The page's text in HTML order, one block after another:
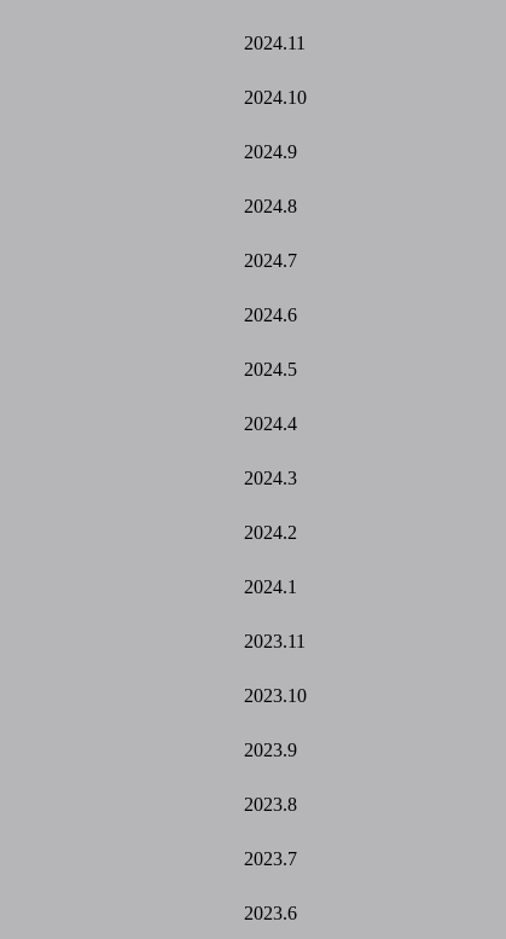
2024.11
2024.10
2024.9
2024.8
2024.7
2024.6
2024.5
2024.4
2024.3
2024.2
2024.1
2023.11
2023.10
2023.9
2023.8
2023.7
2023.6